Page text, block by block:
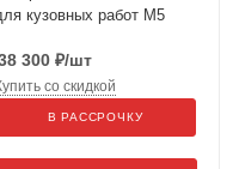
кузовных работ M5
300 ₽/шт
со скидкой
В РАССРОЧКУ